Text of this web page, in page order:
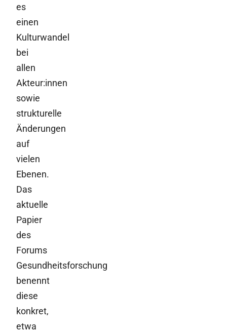
es
einen
Kulturwandel
bei
allen
Akteur:innen
sowie
strukturelle
Änderungen
auf
vielen
Ebenen.
Das
aktuelle
Papier
des
Forums
Gesundheitsforschung
benennt
diese
konkret,
etwa